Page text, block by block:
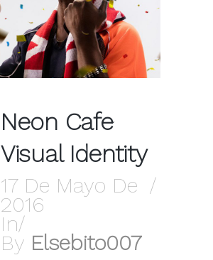
Neon Cafe
Visual Identity
17 De Mayo De
2016
In
By Elsebito007